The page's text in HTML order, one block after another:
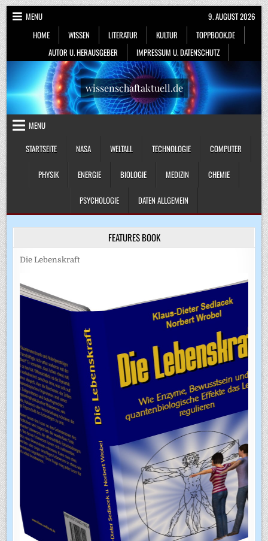
Skip
to
content
MENU
HOME
WISSEN LITERATUR KULTUR
TOPPBOOK.DE
AUTOR U. HERAUSGEBER
IMPRESSUM U. DATENSCHUTZ
9. AUGUST 2026
wissenschaftaktuell.de
MENU
STARTSEITE
NASA WELTALL TECHNOLOGIE COMPUTER
PHYSIK ENERGIE BIOLOGIE MEDIZIN CHEMIE
PSYCHOLOGIE DATEN ALLGEMEIN
FEATURES BOOK
Die Lebenskraft